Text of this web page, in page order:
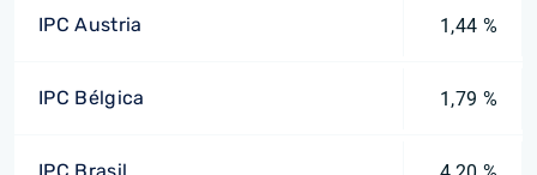
IPC Austria 1,44 %
IPC Bélgica 1,79 %